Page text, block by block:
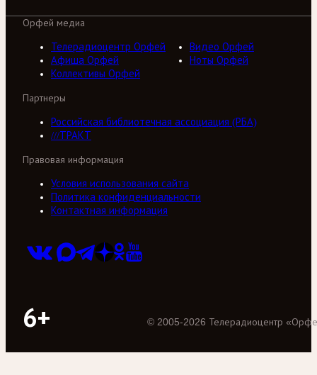
Орфей медиа
Телерадиоцентр Орфей
Видео Орфей
Афиша Орфей
Ноты Орфей
Коллективы Орфей
Партнеры
Российская библиотечная ассоциация (РБА)
///ТРАКТ
Правовая информация
Условия использования сайта
Политика конфиденциальности
Контактная информация
6+ © 2005-2026 Телерадиоцентр